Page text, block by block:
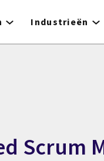
Industrieën
Scrum